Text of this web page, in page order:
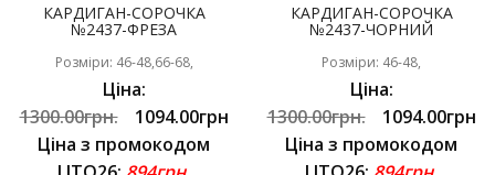
КАРДИГАН-СОРОЧКА
№2437-ФРЕЗА
Розміри: 46-48,66-68,
Ціна:
1300.00грн.
1094.00грн
Ціна з промокодом
КАРДИГАН-СОРОЧКА
№2437-ЧОРНИЙ
Розміри: 46-48,
Ціна:
1300.00грн.
1094.00грн
Ціна з промокодом